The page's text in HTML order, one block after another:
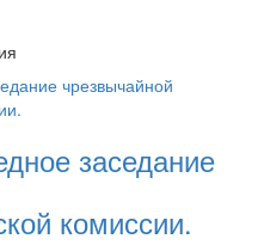
заседание
комиссии.